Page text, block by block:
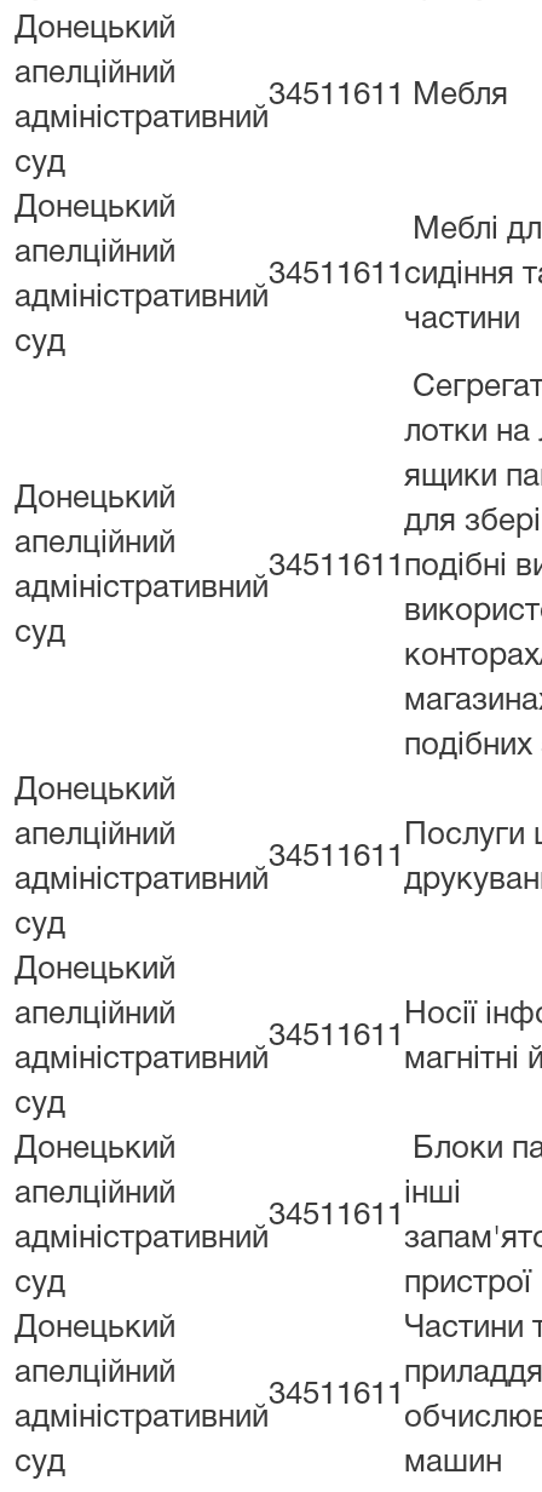
Донецький
апелційний
адміністративний
суд
34511611 Мебля
Донецький
апелційний
адміністративний
суд
34511611
Меблі
сидіння
частини
Донецький
апелційний
адміністративний
суд
34511611
лотки на
ящики
для
подібні
Донецький
апелційний
адміністративний
суд
34511611
Донецький
апелційний
адміністративний
суд
34511611
Носії
магнітні
Донецький
апелційний
адміністративний
суд
34511611
Блоки
інші
пристрої
Донецький
апелційний
адміністративний
суд
34511611
Частини
машин